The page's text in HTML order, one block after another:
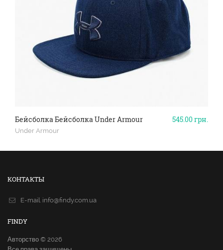
545.00грн.
Бейсболка Бейсболка Under Armour
Under Armour
КОНТАКТЫ
E-mail. info@findy.com.ua
FINDY
Авторство © 2026